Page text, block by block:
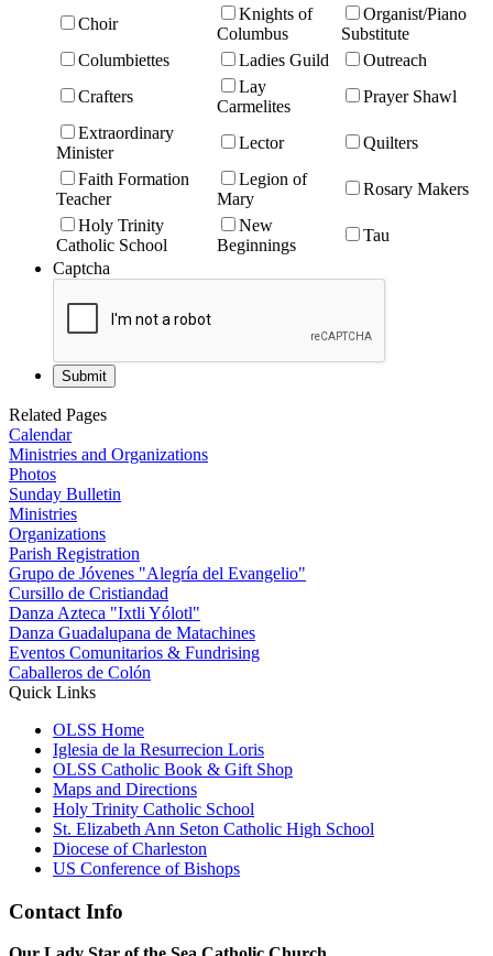
Choir
Knights of
Columbus
Organist/Piano
Substitute
Columbiettes
Ladies Guild
Outreach
Crafters
Lay
Carmelites
Prayer Shawl
Extraordinary
Minister
Lector
Quilters
Faith Formation
Teacher
Legion of
Mary
Rosary Makers
Holy Trinity
Catholic School
New
Beginnings
Tau
Captcha
Related Pages
Calendar
Ministries and Organizations
Photos
Sunday Bulletin
Ministries
Organizations
Parish Registration
Grupo de Jóvenes "Alegría del Evangelio"
Cursillo de Cristiandad
Danza Azteca "Ixtli Yólotl"
Danza Guadalupana de Matachines
Eventos Comunitarios & Fundrising
Caballeros de Colón
Quick Links
OLSS Home
Iglesia de la Resurrecion Loris
OLSS Catholic Book & Gift Shop
Maps and Directions
Holy Trinity Catholic School
St. Elizabeth Ann Seton Catholic High School
Diocese of Charleston
US Conference of Bishops
Contact Info